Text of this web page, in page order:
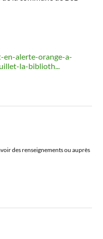
en-alerte-orange-a-
la-biblioth...
des renseignements ou auprès